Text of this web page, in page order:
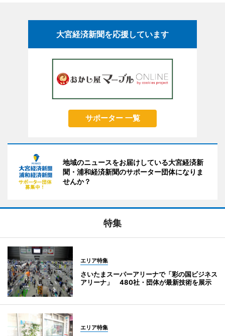
大宮経済新聞を応援しています
サポーター 一覧
地域のニュースをお届けしている大宮経済新
聞・浦和経済新聞のサポーター団体になりま
せんか？
特集
エリア特集
さいたまスーパーアリーナで「彩の国ビジネス
アリーナ」 480社・団体が最新技術を展示
エリア特集